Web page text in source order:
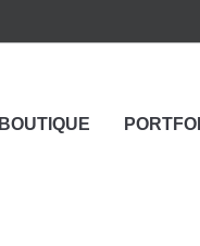
BOUTIQUE